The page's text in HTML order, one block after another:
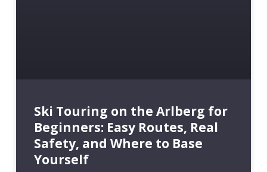
Ski Touring on the Arlberg for
Beginners: Easy Routes, Real
Safety, and Where to Base
Yourself